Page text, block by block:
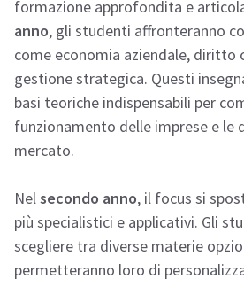
formazione approfondita e
anno, gli studenti affronteranno
come economia aziendale, diritto
gestione strategica. Questi
basi teoriche indispensabili per
funzionamento delle imprese e le
mercato.
Nelsecondo anno, il focus si
più specialistici e applicativi. Gli
scegliere tra diverse materie
permetteranno loro di